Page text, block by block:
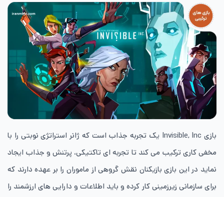
بازی Invisible, Inc یک تجربه جذاب است که ژانر استراتژی نوبتی را با
مخفی کاری ترکیب می کند تا تجربه ای تاکتیکی، پرتنش و جذاب ایجاد
نماید در این بازی بازیکنان نقش گروهی از ماموران را بر عهده دارند که
برای سازمانی زیرزمینی کار کرده و باید اطلاعات و دارایی های ارزشمند را